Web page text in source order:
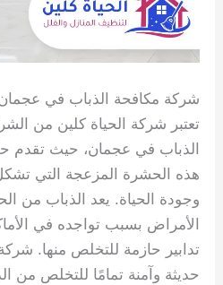
شركة مكافحة الذباب في
تعتبر شركة الحياة كلين من
الذباب في عجمان، حيث تقدم
هذه الحشرة المزعجة التي تشكل
وجودة الحياة. يعد الذباب من
الأمراض بسبب تواجده في
تدابير حازمة للتخلص منها.
حديثة وآمنة تمامًا للتخلص من